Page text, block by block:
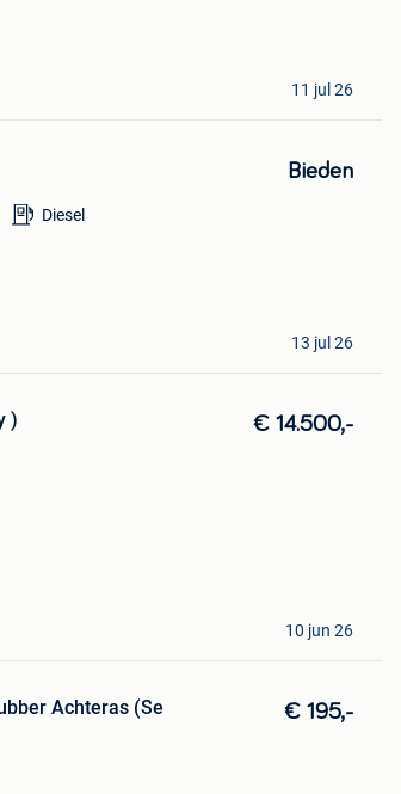
11 jul 26
Bieden
Diesel
13 jul 26
) € 14.500,-
10 jun 26
Achteras (Se € 195,-